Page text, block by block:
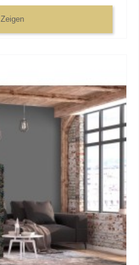
Zeigen